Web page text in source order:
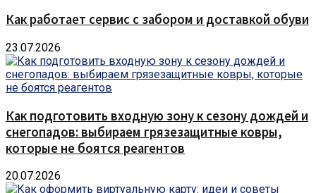
Как работает сервис с забором и доставкой обуви
23.07.2026
Как подготовить входную зону к сезону дождей и
снегопадов: выбираем грязезащитные ковры,
которые не боятся реагентов
20.07.2026